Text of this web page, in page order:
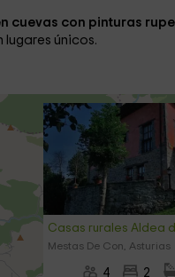
cuevas con pinturas
únicos.
Casas rurales Aldea
Mestas De Con, Asturias
4 2